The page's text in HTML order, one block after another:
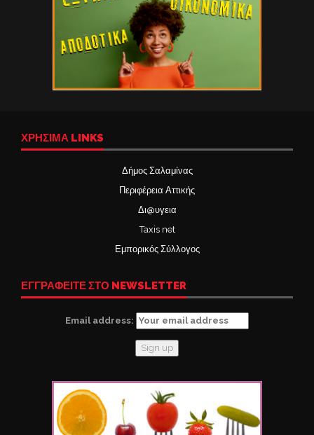
ΧΡΉΣΙΜΑ LINKS
Δήμος Σαλαμίνας
Περιφέρεια Αττικής
Δι@υγεια
Taxis net
Εμπορικός Σύλλογος
ΕΓΓΡΑΦΕΙΤΕ ΣΤΟ NEWSLETTER
Email address: